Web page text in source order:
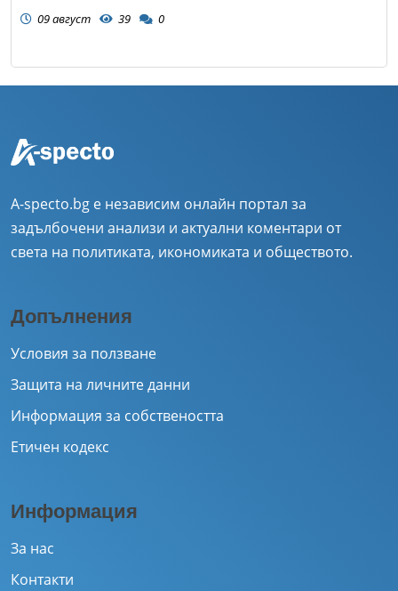
09 август 39 0
A-specto.bg е независим онлайн портал за
задълбочени анализи и актуални коментари от
света на политиката, икономиката и обществото.
Допълнения
Условия за ползване
Защита на личните данни
Информация за собствеността
Етичен кодекс
Информация
За нас
Контакти